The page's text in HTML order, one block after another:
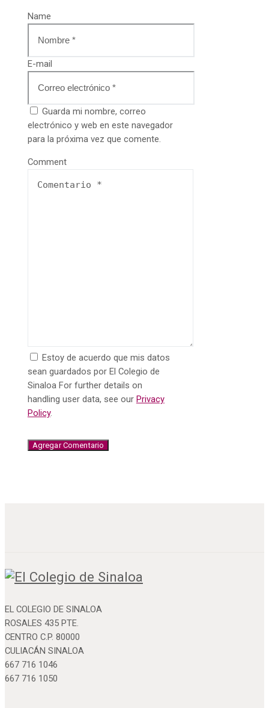
Name
E-mail
Guarda mi nombre, correo
electrónico y web en este navegador
para la próxima vez que comente.
Comment
Estoy de acuerdo que mis datos
sean guardados por El Colegio de
Sinaloa For further details on
handling user data, see our Privacy
Policy.
EL COLEGIO DE SINALOA
ROSALES 435 PTE.
CENTRO C.P. 80000
CULIACÁN SINALOA
667 716 1046
667 716 1050